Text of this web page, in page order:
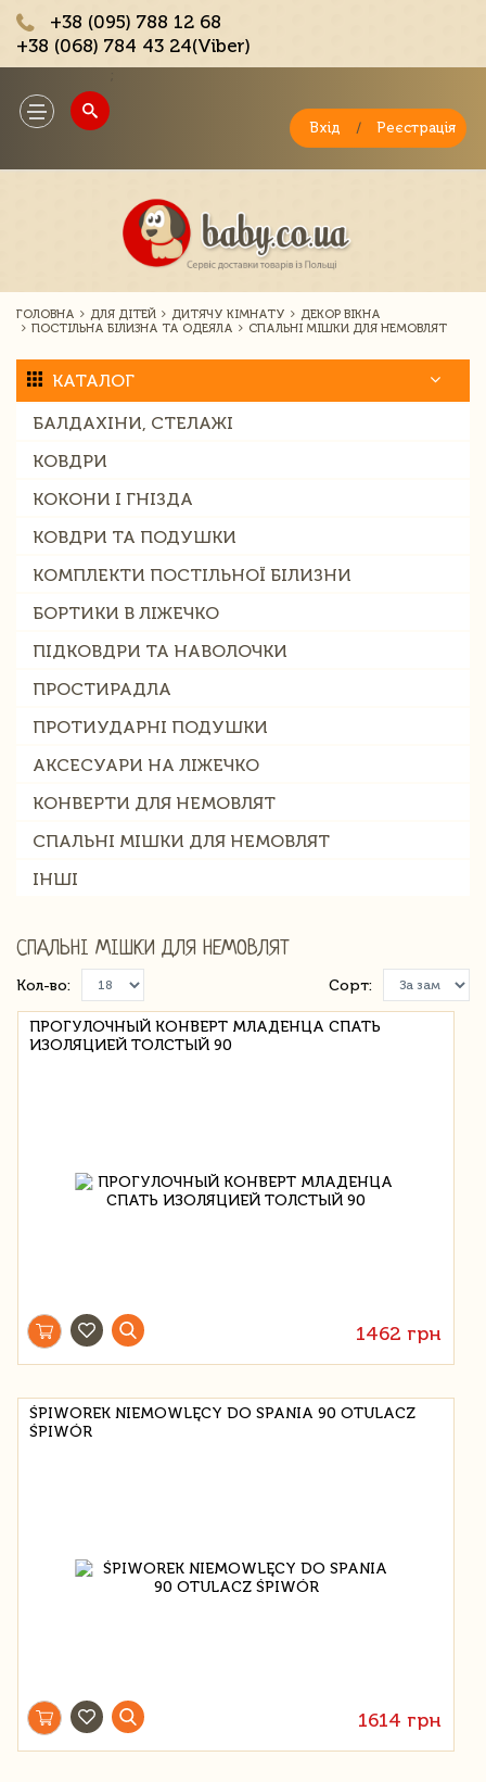
+38 (095) 788 12 68
+38 (068) 784 43 24(Viber)
Toggle
navigation
Вхід / Реєстрація
ГОЛОВНА ДЛЯ ДІТЕЙ ДИТЯЧУ КІМНАТУ
ДЕКОР ВІКНА
ПОСТІЛЬНА БІЛИЗНА ТА ОДЕЯЛА
СПАЛЬНІ МІШКИ ДЛЯ НЕМОВЛЯТ
КАТАЛОГ
БАЛДАХІНИ, СТЕЛАЖІ
КОВДРИ
КОКОНИ І ГНІЗДА
КОВДРИ ТА ПОДУШКИ
КОМПЛЕКТИ ПОСТІЛЬНОЇ БІЛИЗНИ
БОРТИКИ В ЛІЖЕЧКО
ПІДКОВДРИ ТА НАВОЛОЧКИ
ПРОСТИРАДЛА
ПРОТИУДАРНІ ПОДУШКИ
АКСЕСУАРИ НА ЛІЖЕЧКО
КОНВЕРТИ ДЛЯ НЕМОВЛЯТ
СПАЛЬНІ МІШКИ ДЛЯ НЕМОВЛЯТ
ІНШІ
СПАЛЬНІ МІШКИ ДЛЯ НЕМОВЛЯТ
Кол-во: Сорт:
ПРОГУЛОЧНЫЙ КОНВЕРТ МЛАДЕНЦА СПАТЬ
ИЗОЛЯЦИЕЙ ТОЛСТЫЙ 90
1462 грн
ŚPIWOREK NIEMOWLĘCY DO SPANIA 90 OTULACZ
ŚPIWÓR
1614 грн